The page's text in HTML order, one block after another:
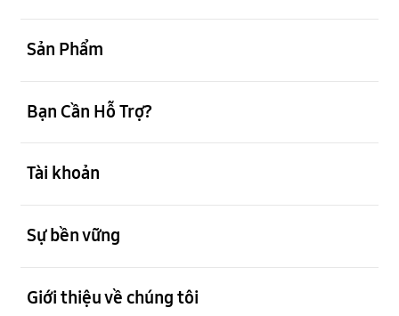
Sản Phẩm
Bạn Cần Hỗ Trợ?
Tài khoản
Sự bền vững
Giới thiệu về chúng tôi